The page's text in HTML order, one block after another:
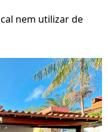
nem utilizar de